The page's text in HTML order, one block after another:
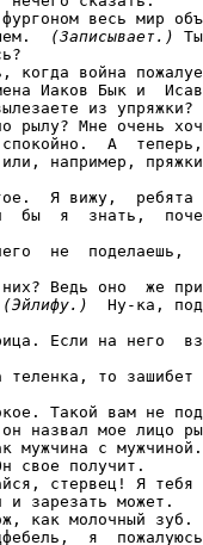
весь мир
(Записывает.)
когда война
Иаков Бык и
из упряжки?
рылу? Мне очень
А
например,
Я вижу,  ребята
бы  я  знать,
не  поделаешь,
Ведь оно  же
(Эйлифу.)
Ну-ка,
Если на него
теленка, то
Такой вам не
назвал мое лицо
мужчина с мужчиной.
свое получит.
стервец! Я тебя
зарезать может.
как молочный зуб.
я